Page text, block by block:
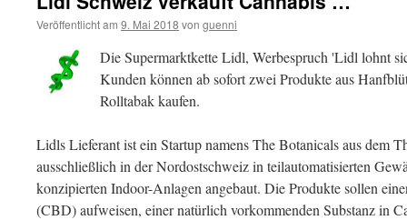
Veröffentlicht am 9. Mai 2018 von guenni
Die Supermarktkette Lidl, Werbespruch 'Lidl lohnt
Kunden können ab sofort zwei Produkte aus
Rolltabak kaufen.
Lidls Lieferant ist ein Startup namens The Botanicals aus dem
ausschließlich in der Nordostschweiz in teilautomatisierten
konzipierten Indoor-Anlagen angebaut. Die Produkte sollen
(CBD) aufweisen, einer natürlich vorkommenden Substanz in